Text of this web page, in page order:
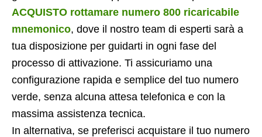
ACQUISTO rottamare numero 800 ricaricabile
mnemonico, dove il nostro team di esperti sarà a
tua disposizione per guidarti in ogni fase del
processo di attivazione. Ti assicuriamo una
configurazione rapida e semplice del tuo numero
verde, senza alcuna attesa telefonica e con la
massima assistenza tecnica.
In alternativa, se preferisci acquistare il tuo numero